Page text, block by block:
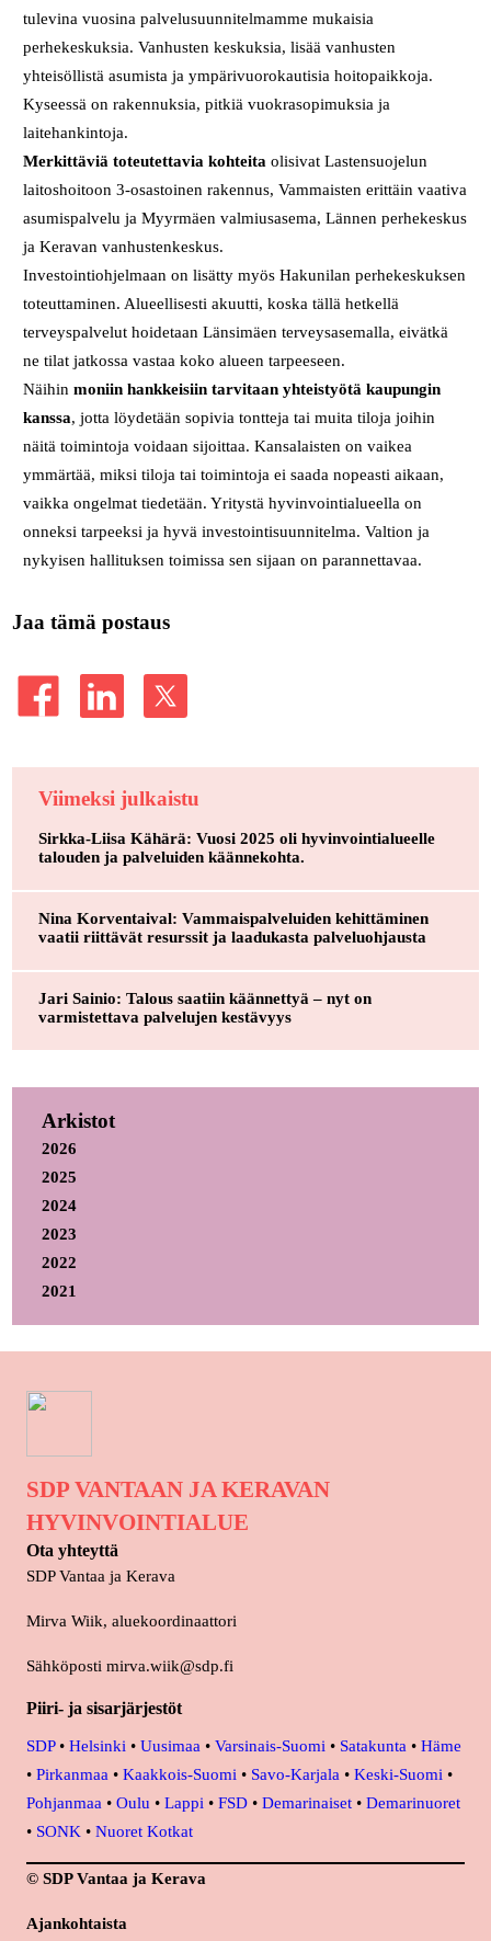
tulevina vuosina palvelusuunnitelmamme mukaisia
perhekeskuksia. Vanhusten keskuksia, lisää vanhusten
yhteisöllistä asumista ja ympärivuorokautisia hoitopaikkoja.
Kyseessä on rakennuksia, pitkiä vuokrasopimuksia ja
laitehankintoja.
Merkittäviä toteutettavia kohteitaolisivat Lastensuojelun
laitoshoitoon 3-osastoinen rakennus, Vammaisten erittäin vaativa
asumispalvelu ja Myyrmäen valmiusasema, Lännen perhekeskus
ja Keravan vanhustenkeskus.
Investointiohjelmaan on lisätty myös Hakunilan perhekeskuksen
toteuttaminen. Alueellisesti akuutti, koska tällä hetkellä
terveyspalvelut hoidetaan Länsimäen terveysasemalla, eivätkä
ne tilat jatkossa vastaa koko alueen tarpeeseen.
Näihinmoniin hankkeisiin tarvitaan yhteistyötä kaupungin
kanssa, jotta löydetään sopivia tontteja tai muita tiloja joihin
näitä toimintoja voidaan sijoittaa. Kansalaisten on vaikea
ymmärtää, miksi tiloja tai toimintoja ei saada nopeasti aikaan,
vaikka ongelmat tiedetään. Yritystä hyvinvointialueella on
onneksi tarpeeksi ja hyvä investointisuunnitelma. Valtion ja
nykyisen hallituksen toimissa sen sijaan on parannettavaa.
Jaa tämä postaus
Viimeksi julkaistu
Sirkka-Liisa Kähärä: Vuosi 2025 oli hyvinvointialueelle
talouden ja palveluiden käännekohta.
Nina Korventaival: Vammaispalveluiden kehittäminen
vaatii riittävät resurssit ja laadukasta palveluohjausta
Jari Sainio: Talous saatiin käännettyä – nyt on
varmistettava palvelujen kestävyys
Arkistot
2026
2025
2024
2023
2022
2021
SDP VANTAAN JA KERAVAN
HYVINVOINTIALUE
Ota yhteyttä
SDP Vantaa ja Kerava
Mirva Wiik, aluekoordinaattori
Sähköposti mirva.wiik@sdp.fi
Piiri- ja sisarjärjestöt
SDP• Helsinki • Uusimaa • Varsinais-Suomi • Satakunta • Häme
• Pirkanmaa • Kaakkois-Suomi • Savo-Karjala • Keski-Suomi •
Pohjanmaa • Oulu • Lappi • FSD • Demarinaiset • Demarinuoret
• SONK • Nuoret Kotkat
© SDP Vantaa ja Kerava
Ajankohtaista